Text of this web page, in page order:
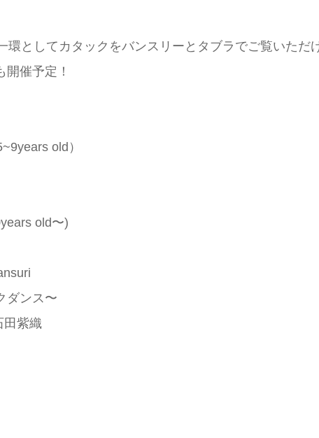
としてカタックをバンスリーとタブラでご覧いただ
催予定！
old）
old〜)
ダンス〜
紫織